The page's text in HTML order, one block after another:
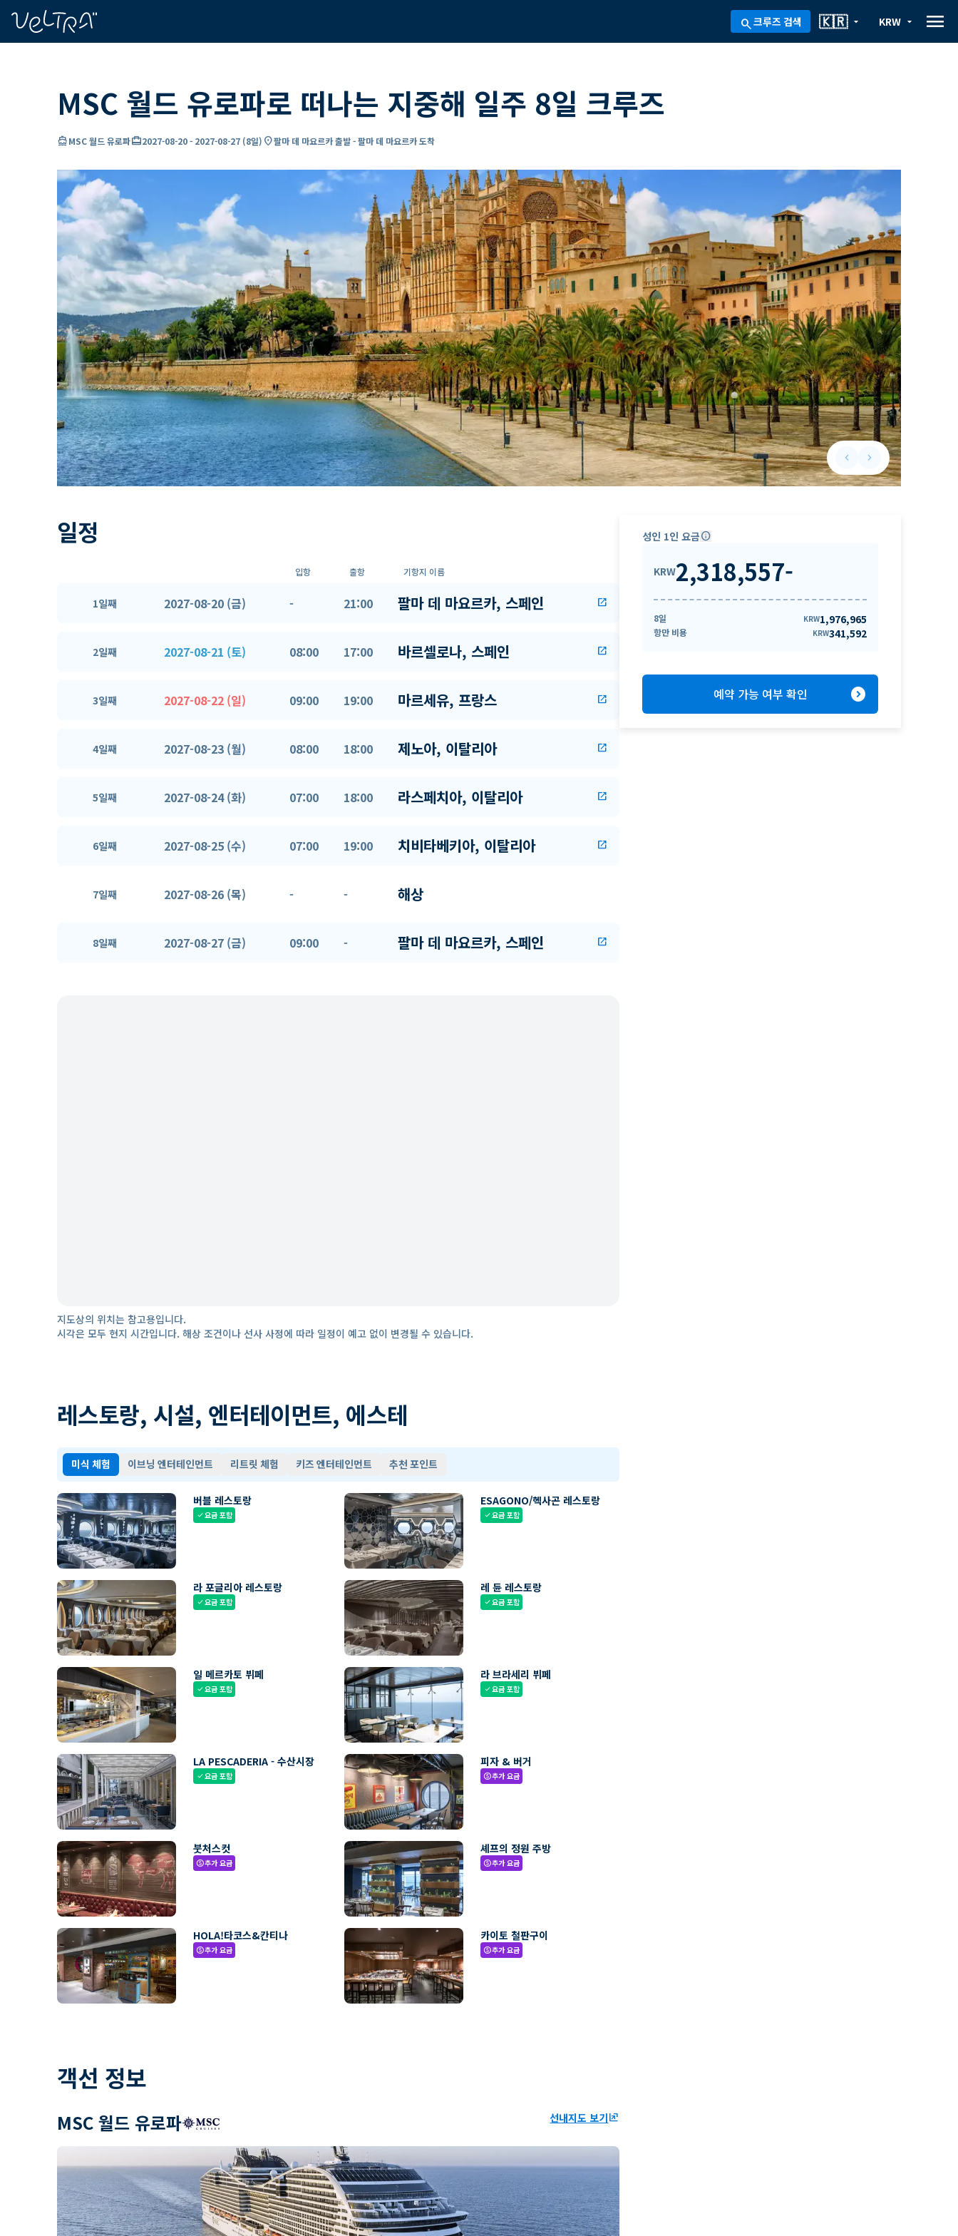
search크루즈 검색 arrow_drop_down
🇰🇷 arrow_drop_down
KRW menu
MSC 월드 유로파로 떠나는 지중해 일주 8일 크루즈
directions_boatMSC 월드 유로파card_travel2027-08-20- 2027-08-27 (8일) location_on팔마 데 마요르카 출발 - 팔마 데 마요르카 도착
keyboard_arrow_leftPrevious slide
keyboard_arrow_rightNext slide
일정
입항 출항 기항지 이름
1일째 2027-08-20 (금) - 21:00 팔마 데 마요르카, 스페인 open_in_new
2일째 2027-08-21 (토) 08:00 17:00 바르셀로나, 스페인 open_in_new
3일째 2027-08-22 (일) 09:00 19:00 마르세유, 프랑스 open_in_new
4일째 2027-08-23 (월) 08:00 18:00 제노아, 이탈리아 open_in_new
5일째 2027-08-24 (화) 07:00 18:00 라스페치아, 이탈리아 open_in_new
6일째 2027-08-25 (수) 07:00 19:00 치비타베키아, 이탈리아 open_in_new
7일째 2027-08-26 (목) - - 해상
8일째 2027-08-27 (금) 09:00 - 팔마 데 마요르카, 스페인 open_in_new
지도상의 위치는 참고용입니다.
시각은 모두 현지 시간입니다. 해상 조건이나 선사 사정에 따라 일정이 예고 없이 변경될 수 있습니다.
레스토랑, 시설, 엔터테이먼트, 에스테
미식 체험 이브닝 엔터테인먼트 리트릿 체험 키즈 엔터테인먼트 추천 포인트
버블 레스토랑
check요금 포함
ESAGONO/헥사곤 레스토랑
check요금 포함
라 포글리아 레스토랑
check요금 포함
레 듄 레스토랑
check요금 포함
일 메르카토 뷔페
check요금 포함
라 브라세리 뷔페
check요금 포함
LA PESCADERIA - 수산시장
check요금 포함
피자 & 버거
paid추가 요금
붓처스컷
paid추가 요금
셰프의 정원 주방
paid추가 요금
HOLA!타코스&칸티나
paid추가 요금
카이토 철판구이
paid추가 요금
객선 정보
MSC 월드 유로파 선내지도 보기ungroup
성인 1인 요금info
KRW2,318,557-
8일 KRW1,976,965
항만 비용 KRW341,592
예약 가능 여부 확인 expand_circle_right